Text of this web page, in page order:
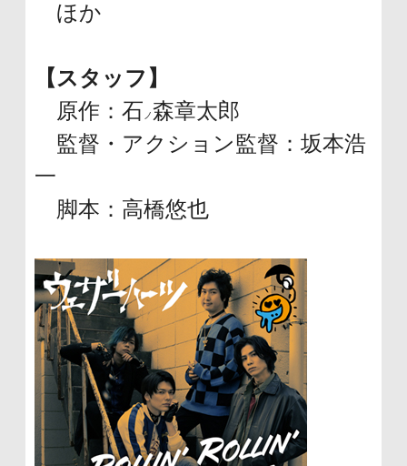
ほか
【スタッフ】
原作：石 ノ森章太郎
監督・アクション監督：坂本浩
一
脚本：高橋悠也